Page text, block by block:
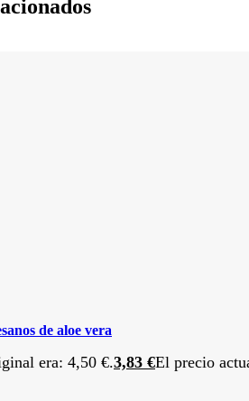
de aloe vera
era: 4,50 €.3,83 €El precio